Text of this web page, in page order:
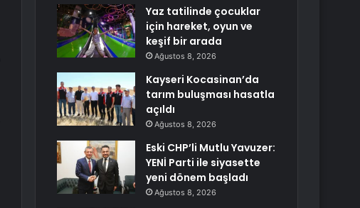
Yaz tatilinde çocuklar
için hareket, oyun ve
keşif bir arada
Ağustos 8, 2026
Kayseri Kocasinan’da
tarım buluşması hasatla
açıldı
Ağustos 8, 2026
Eski CHP’li Mutlu Yavuzer:
YENİ Parti ile siyasette
yeni dönem başladı
Ağustos 8, 2026